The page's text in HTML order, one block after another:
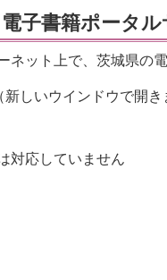
子書籍ポータ
ネット上で、茨城県の
新しいウインドウで開き
対応していません